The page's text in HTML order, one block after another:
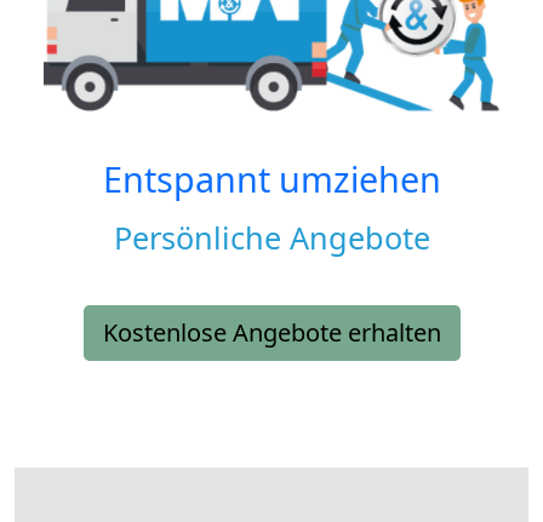
Entspannt umziehen
Persönliche Angebote
Kostenlose Angebote erhalten